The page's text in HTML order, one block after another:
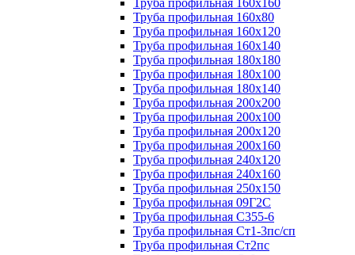
Труба профильная 160х160
Труба профильная 160х80
Труба профильная 160х120
Труба профильная 160х140
Труба профильная 180х180
Труба профильная 180х100
Труба профильная 180х140
Труба профильная 200х200
Труба профильная 200х100
Труба профильная 200х120
Труба профильная 200х160
Труба профильная 240х120
Труба профильная 240х160
Труба профильная 250х150
Труба профильная 09Г2С
Труба профильная С355-6
Труба профильная Ст1-3пс/сп
Труба профильная Ст2пс